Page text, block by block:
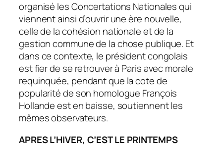
organisé les Concertations Nationales qui
viennent ainsi d’ouvrir une ère nouvelle,
celle de la cohésion nationale et de la
gestion commune de la chose publique. Et
dans ce contexte, le président congolais
est fier de se retrouver à Paris avec morale
requinquée, pendant que la cote de
popularité de son homologue François
Hollande est en baisse, soutiennent les
mêmes observateurs.
APRES L’HIVER, C’EST LE PRINTEMPS